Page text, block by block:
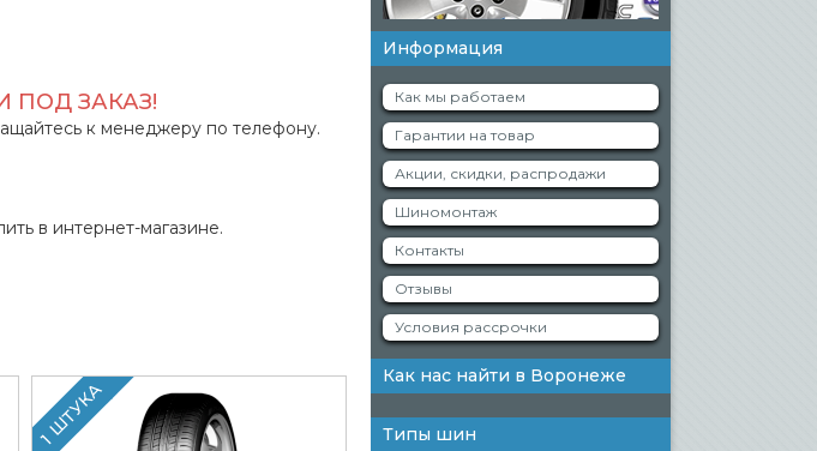
ПОД ЗАКАЗ!
к менеджеру по телефону.
в интернет-магазине.
1 ШТУКА
Информация
Как мы работаем
Гарантии на товар
Акции, скидки, распродажи
Шиномонтаж
Контакты
Отзывы
Условия рассрочки
Как нас найти в Воронеже
Типы шин